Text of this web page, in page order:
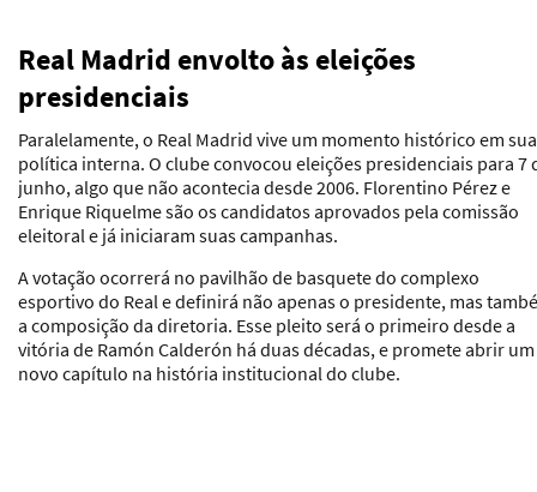
Real Madrid envolto às eleições
presidenciais
Paralelamente, o Real Madrid vive um momento histórico em sua
política interna. O clube convocou eleições presidenciais para 7
junho, algo que não acontecia desde 2006. Florentino Pérez e
Enrique Riquelme são os candidatos aprovados pela comissão
eleitoral e já iniciaram suas campanhas.
A votação ocorrerá no pavilhão de basquete do complexo
esportivo do Real e definirá não apenas o presidente, mas
a composição da diretoria. Esse pleito será o primeiro desde a
vitória de Ramón Calderón há duas décadas, e promete abrir um
novo capítulo na história institucional do clube.